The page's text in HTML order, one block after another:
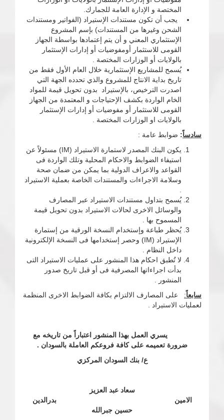
المختصة و الإدارة العامة للجمارك.
يجب أن تكون مستندات الإستيراد (الفواتير ومستندات
الشحن وغيرها من المستندات) بإسم المشروع
الإستثماري المعني و أن يتم إعتمادها بواسطة الجهاز
القومى للاستثمار أومفوضيات أو إدارات الإستثمار
بالولايات أو الوزارات المختصة .
يُسمح للمشاريع الإستثمارية خلال العام الأول فقط من
تاريخ بداية الانتاج للمشروع والذي تحدده الجهة التي
اصدرت الترخيص، بالإستيراد بدون تحويل قيمة للمواد
الخام الواردة بكشف الإحتياجات و المعتمدة من الجهاز
القومى للاستثمار أو مفوضيات أو إدارات الإستثمار
بالولايات او الوزارات المختصة .
سادساً: ضوابط عامة :
يكون البنك المصدر لاستمارة الاستيراد (IM) مسئولاً عن
استيفاء الضوابط والاحكام المحلية وتلك الواردة فى
القواعد والاعراف الدولية بما يمكن من ضمان صحة
وسلامة الاجراءات والمستندات الخاصة بعملية الاستيراد
يُسمح بتداول مستندات الاستيراد عبر المصارف
والوسائل الاخرى لحالات الاستيراد بدون تحويل قيمة
المسموح بها .
يُحظر طباعة وإستخدام النسخة الورقية من إستمارة
الإستيراد (IM) وحصر إستخدامها فى النسخة الإلكترونية
داخل النظام .
لا تُطبق احكام هذا المنشور على عمليات الاستيراد التى
بدأت اجراءاتها المصرفية فى أو قبل تاريخ صدور
المنشور .
سابعاً: على المصارف الالتزام بكافة الضوابط الاخرى المنظمة
لعمليات الاستيراد .
يسري العمل بهذا المنشور اعتباراً من تاريخه مع
ضرورة تعميمه على كافة فروعكم العاملة بالسودان .
ع/ بنك السودان المركزي
سعاد عبد العزيز
الامين بدرالدين
حسين جبرالله